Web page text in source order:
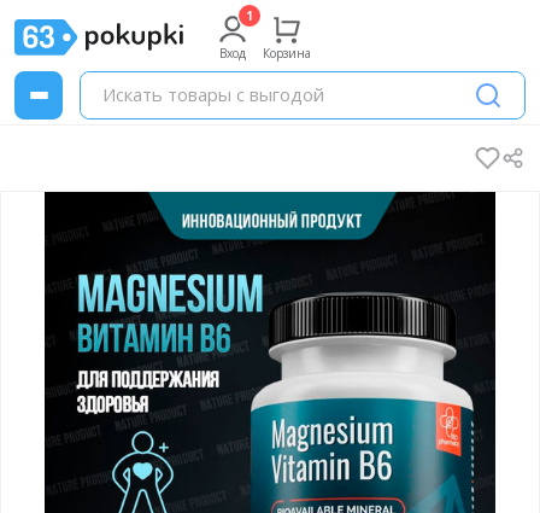
Вход Корзина